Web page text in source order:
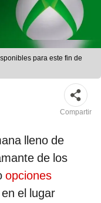
para este fin de
Compartir
lleno de
de los
opciones
el lugar